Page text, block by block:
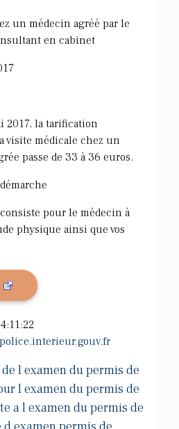
un médecin agréé par le
en cabinet
2017, la tarification
visite médicale chez un
passe de 33 à 36 euros.
pour le médecin à
physique ainsi que vos
l examen du permis de
l examen du permis de
a l examen du permis de